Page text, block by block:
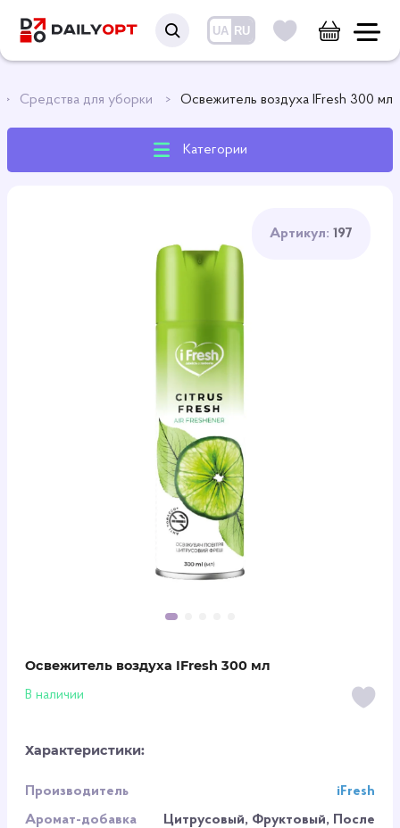
UA RU
Средства для уборки Освежитель воздуха IFresh 300 мл
Категории
Артикул: 197
Освежитель воздуха IFresh 300 мл
В наличии
Характеристики:
Производитель
iFresh
Аромат-добавка
Цитрусовый, Фруктовый, После